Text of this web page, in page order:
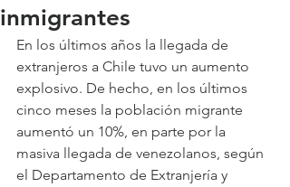
inmigrantes
En los últimos años la llegada de
extranjeros a Chile tuvo un aumento
explosivo. De hecho, en los últimos
cinco meses la población migrante
aumentó un 10%, en parte por la
masiva llegada de venezolanos, según
el Departamento de Extranjería y